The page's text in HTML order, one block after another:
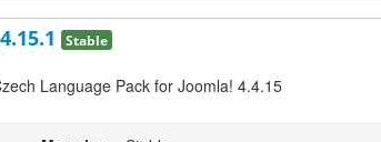
Stable
Language Pack for Joomla! 4.4.15